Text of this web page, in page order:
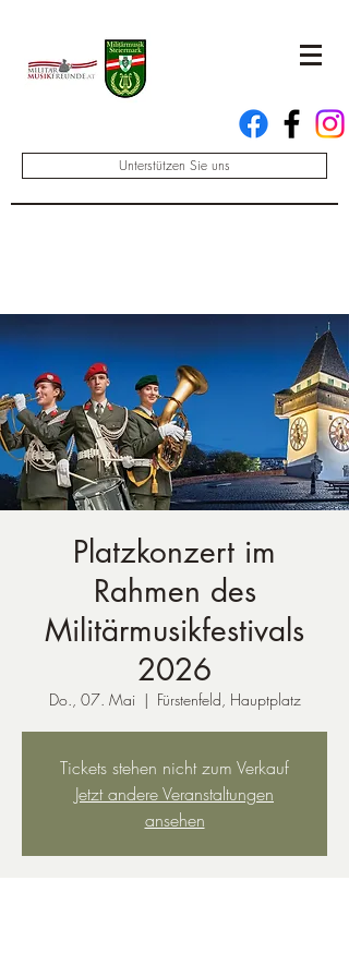
Unterstützen Sie uns
Platzkonzert im
Rahmen des
Militärmusikfestivals
2026
Do., 07. Mai
  |
Fürstenfeld, Hauptplatz
Tickets stehen nicht zum Verkauf
Jetzt andere Veranstaltungen
ansehen